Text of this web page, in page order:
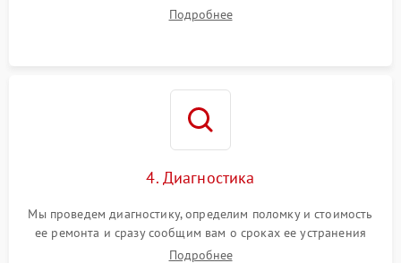
Подробнее
4. Диагностика
Мы проведем диагностику, определим поломку и стоимость
ее ремонта и сразу сообщим вам о сроках ее устранения
Подробнее